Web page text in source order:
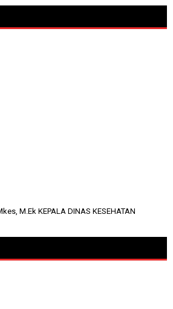
M.Ek KEPALA DINAS KESEHATAN